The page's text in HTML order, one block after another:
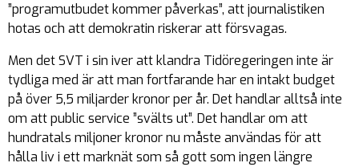
”programutbudet kommer påverkas”, att journalistiken
hotas och att demokratin riskerar att försvagas.
Men det SVT i sin iver att klandra Tidöregeringen inte är
tydliga med är att man fortfarande har en intakt budget
på över 5,5 miljarder kronor per år. Det handlar alltså inte
om att public service ”svälts ut”. Det handlar om att
hundratals miljoner kronor nu måste användas för att
hålla liv i ett marknät som så gott som ingen längre